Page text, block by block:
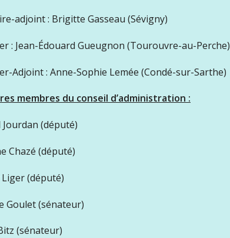
adjoint : Brigitte Gasseau (Sévigny)
: Jean-Édouard Gueugnon (Tourouvre-au-Perche)
Adjoint : Anne-Sophie Lemée (Condé-sur-Sarthe)
membres du conseil d’administration :
(député)
Chazé (député)
(député)
Goulet (sénateur)
(sénateur)